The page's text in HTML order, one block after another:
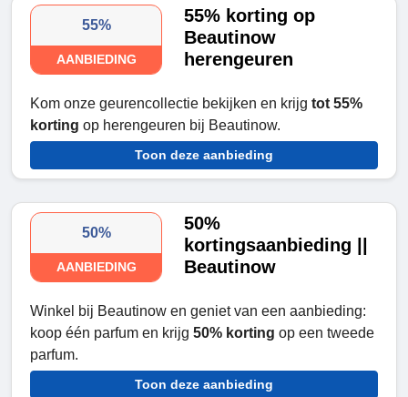
55%
AANBIEDING
55% korting op
Beautinow
herengeuren
Kom onze geurencollectie bekijken en krijg tot 55%
korting op herengeuren bij Beautinow.
Toon deze aanbieding
50%
AANBIEDING
50%
kortingsaanbieding ||
Beautinow
Winkel bij Beautinow en geniet van een aanbieding:
koop één parfum en krijg 50% korting op een tweede
parfum.
Toon deze aanbieding